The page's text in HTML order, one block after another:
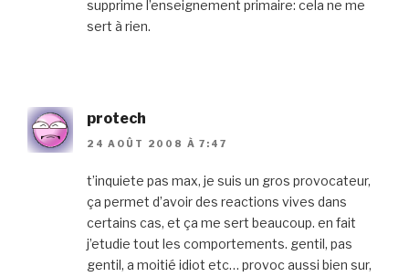
supprime l’enseignement primaire: cela ne me
sert à rien.
protech
24 AOÛT 2008 À 7:47
t’inquiete pas max, je suis un gros provocateur,
ça permet d’avoir des reactions vives dans
certains cas, et ça me sert beaucoup. en fait
j’etudie tout les comportements. gentil, pas
gentil, a moitié idiot etc… provoc aussi bien sur,